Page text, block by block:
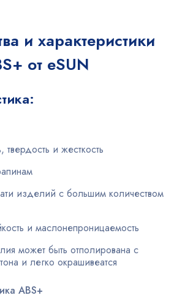
и характеристики
от eSUN
твердость и жесткость
изделий с большим количеством
и маслонепроницаемость
может быть отполирована с
и легко окрашивеатся
ABS+